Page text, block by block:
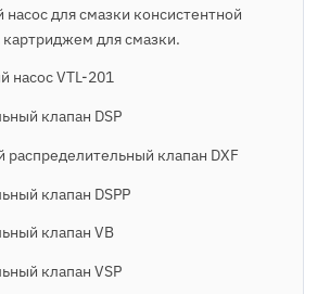
для смазки консистентной
картриджем для смазки.
насос VTL-201
клапан DSP
распределительный клапан DXF
клапан DSPP
клапан VB
клапан VSP